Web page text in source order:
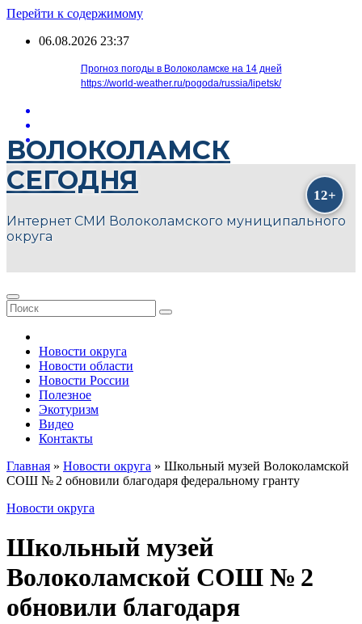
Перейти к содержимому
06.08.2026 23:37
Прогноз погоды в Волоколамске на 14 дней
https://world-weather.ru/pogoda/russia/lipetsk/
ВОЛОКОЛАМСК
СЕГОДНЯ
Интернет СМИ Волоколамского муниципального
округа
Новости округа
Новости области
Новости России
Полезное
Экотуризм
Видео
Контакты
Главная » Новости округа » Школьный музей Волоколамской
СОШ № 2 обновили благодаря федеральному гранту
Новости округа
Школьный музей
Волоколамской СОШ № 2
обновили благодаря